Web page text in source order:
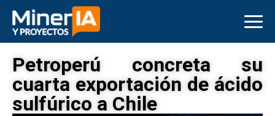
Petroperú concreta su
cuarta exportación de ácido
sulfúrico a Chile